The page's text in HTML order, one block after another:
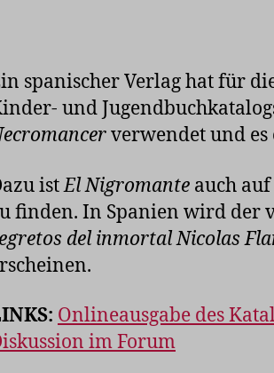
spanischer Verlag hat für
und
verwendet und
istEl Nigromante auch auf
finden. In Spanien wird der
del inmortal Nicolas
Onlineausgabe des
im Forum